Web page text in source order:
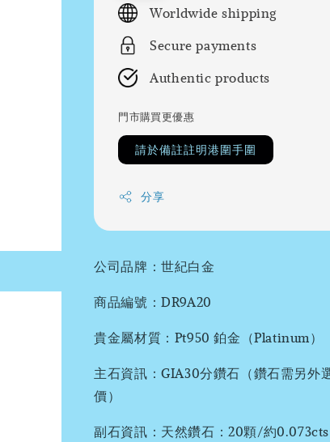
Worldwide shipping
Secure payments
Authentic products
門市購買更優惠
請於備註註明港圍手圍
分享
公司品牌：世紀白金
商品編號：DR9A20
貴金屬材質：Pt950 鉑金（Platinum）
主石資訊：GIA30分鑽石（鑽石需另外
價）
副石資訊：天然鑽石：20顆/約0.073cts